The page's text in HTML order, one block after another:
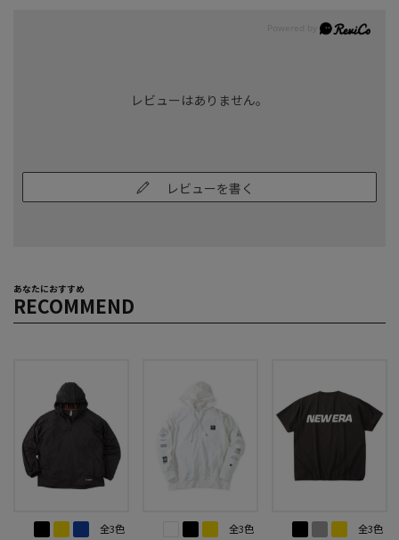
レビューはありません。
レビューを書く
あなたにおすすめ
RECOMMEND
全3色 全3色 全3色